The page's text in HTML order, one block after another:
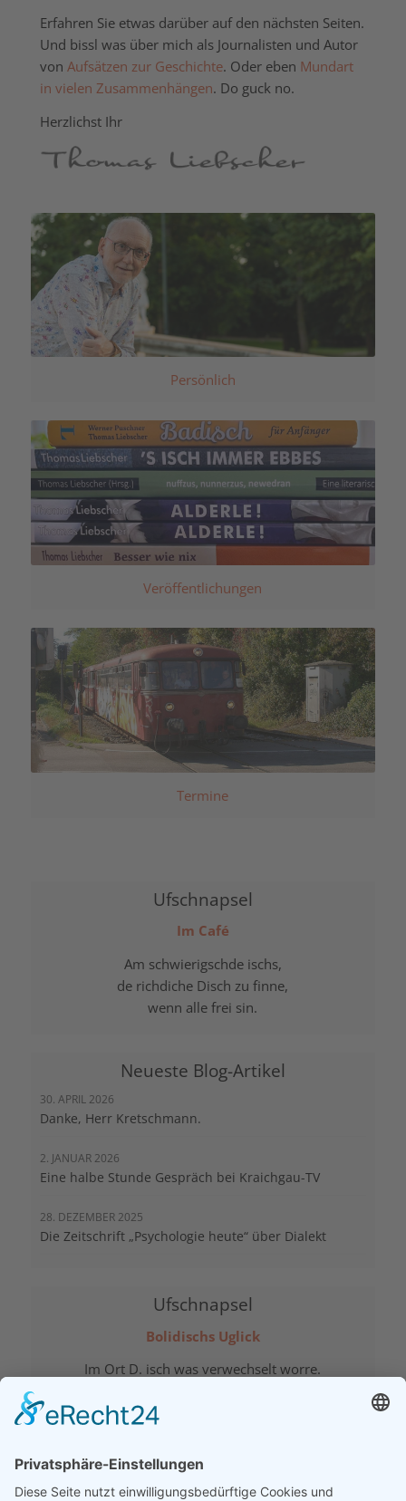
Erfahren Sie etwas darüber auf den nächsten Seiten.
Und bissl was über mich als Journalisten und Autor
von Aufsätzen zur Geschichte. Oder eben Mundart
in vielen Zusammenhängen. Do guck no.
Herzlichst Ihr
Persönlich
Veröffentlichungen
Termine
Ufschnapsel
Im Café
Am schwierigschde ischs,
de richdiche Disch zu finne,
wenn alle frei sin.
Neueste Blog-Artikel
30. APRIL 2026
Danke, Herr Kretschmann.
2. JANUAR 2026
Eine halbe Stunde Gespräch bei Kraichgau-TV
28. DEZEMBER 2025
Die Zeitschrift „Psychologie heute“ über Dialekt
Ufschnapsel
Bolidischs Uglick
Im Ort D. isch was verwechselt worre.
un de Burmoschder abgschowwe.
Rezensionen